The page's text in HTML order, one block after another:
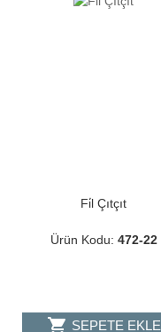
Fi̇l Çıtçıt
Ürün Kodu: 472-22
shopping_cart SEPETE EKLE